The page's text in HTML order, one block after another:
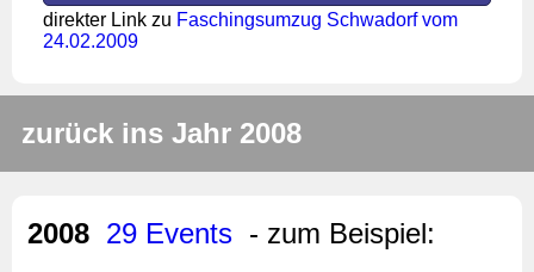
direkter Link zu Faschingsumzug Schwadorf vom
24.02.2009
zurück ins Jahr 2008
2008 29 Events - zum Beispiel: